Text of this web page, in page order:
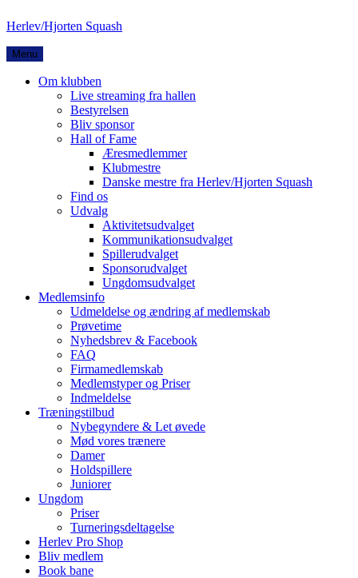
Herlev/Hjorten Squash
Menu
Om klubben
Live streaming fra hallen
Bestyrelsen
Bliv sponsor
Hall of Fame
Æresmedlemmer
Klubmestre
Danske mestre fra Herlev/Hjorten Squash
Find os
Udvalg
Aktivitetsudvalget
Kommunikationsudvalget
Spillerudvalget
Sponsorudvalget
Ungdomsudvalget
Medlemsinfo
Udmeldelse og ændring af medlemskab
Prøvetime
Nyhedsbrev & Facebook
FAQ
Firmamedlemskab
Medlemstyper og Priser
Indmeldelse
Træningstilbud
Nybegyndere & Let øvede
Mød vores trænere
Damer
Holdspillere
Juniorer
Ungdom
Priser
Turneringsdeltagelse
Herlev Pro Shop
Bliv medlem
Book bane